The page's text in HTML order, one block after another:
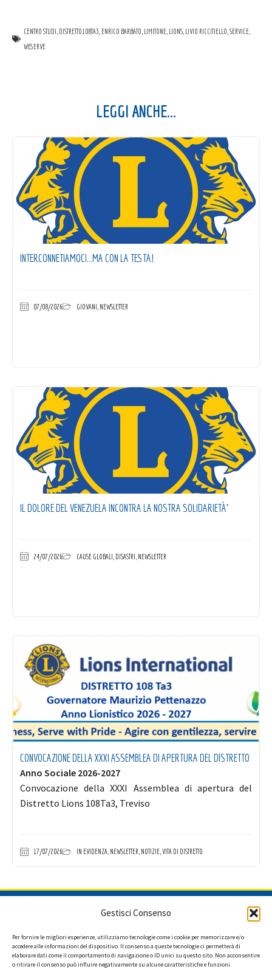
Gestisci Consenso
Per fornire le migliori esperienze, utilizziamo tecnologie come i cookie per memorizzare e/o
accedere alle informazioni del dispositivo. Il consenso a queste tecnologie ci permetterà di
elaborare dati come il comportamento di navigazione o ID unici su questo sito. Non acconsentire
o ritirare il consenso può influire negativamente su alcune caratteristiche e funzioni.
CENTRO STUDI DISTRETTO108TA3 ENRICO BARBATO LIMITONE LIONS LIVIO RICCITIELLO SERVICE
WESERVE
LEGGI ANCHE...
INTERCONNETIAMOCI…MA CON LA TESTA!
07/08/2026 GIOVANI NEWSLETTER
IL DOLORE DEL VENEZUELA INCONTRA LA NOSTRA SOLIDARIETÀ’
24/07/2026 CAUSE GLOBALI DISASTRI NEWSLETTER
CONVOCAZIONE DELLA XXXI ASSEMBLEA DI APERTURA DEL DISTRETTO
Anno Sociale 2026-2027
Convocazione della XXXI Assemblea di apertura del
Distretto Lions 108Ta3, Treviso
17/07/2026 IN EVIDENZA, NEWSLETTER NOTIZIE, VITA DI DISTRETTO
Ho letto l'informativa privacy e acconsento a ricevere via e-mail la